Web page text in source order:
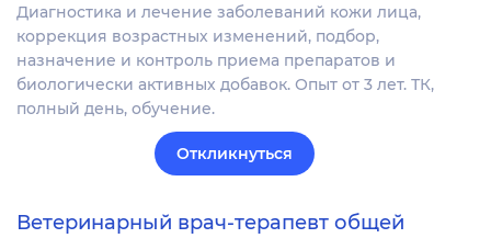
Диагностика и лечение заболеваний кожи лица,
коррекция возрастных изменений, подбор,
назначение и контроль приема препаратов и
биологически активных добавок. Опыт от 3 лет. ТК,
полный день, обучение.
Откликнуться
Ветеринарный врач-терапевт общей